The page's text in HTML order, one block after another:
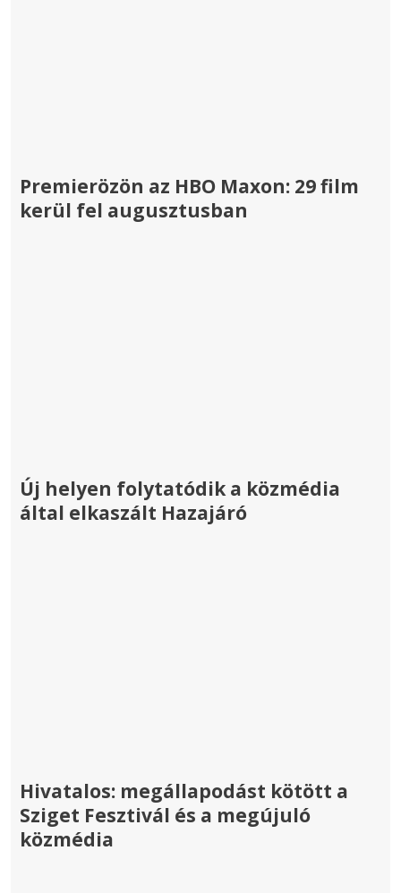
Premierözön az HBO Maxon: 29 film
kerül fel augusztusban
Új helyen folytatódik a közmédia
által elkaszált Hazajáró
Hivatalos: megállapodást kötött a
Sziget Fesztivál és a megújuló
közmédia